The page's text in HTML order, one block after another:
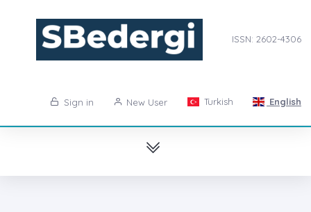
ISSN: 2602-4306
Sign in New User Turkish English